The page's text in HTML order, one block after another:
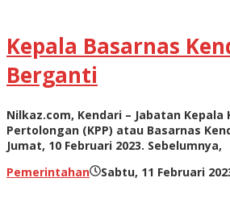
Kepala Basarnas
Berganti
Nilkaz.com, Kendari – Jabatan
Pertolongan (KPP) atau Basarnas
Jumat, 10 Februari 2023. Sebelumnya,
Pemerintahan
Sabtu, 11 Februari